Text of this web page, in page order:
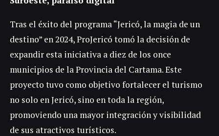
Tras el éxito del programa “Jericó, la magia de un
destino” en 2024, ProJericó tomó la decisión de
expandir esta iniciativa a diez de los once
municipios de la Provincia del Cartama. Este
proyecto tuvo como objetivo fortalecer el turismo
no solo en Jericó, sino en toda la región,
promoviendo una mayor integración y visibilidad
de sus atractivos turísticos.